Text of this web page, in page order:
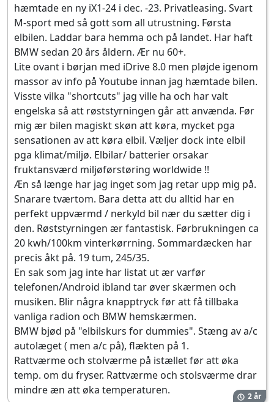
hæmtade en ny iX1-24 i dec. -23. Privatleasing. Svart
M-sport med så gott som all utrustning. Førsta
elbilen. Laddar bara hemma och på landet. Har haft
BMW sedan 20 års åldern. Ær nu 60+.
Lite ovant i børjan med iDrive 8.0 men pløjde igenom
massor av info på Youtube innan jag hæmtade bilen.
Visste vilka "shortcuts" jag ville ha och har valt
engelska så att røststyrningen går att anvænda. Før
mig ær bilen magiskt skøn att køra, mycket pga
sensationen av att køra elbil. Væljer dock inte elbil
pga klimat/miljø. Elbilar/ batterier orsakar
fruktansværd miljøførstøring worldwide !!
Æn så længe har jag inget som jag retar upp mig på.
Snarare tværtom. Bara detta att du alltid har en
perfekt uppværmd / nerkyld bil nær du sætter dig i
den. Røststyrningen ær fantastisk. Førbrukningen ca
20 kwh/100km vinterkørrning. Sommardæcken har
precis åkt på. 19 tum, 245/35.
En sak som jag inte har listat ut ær varfør
telefonen/Android ibland tar øver skærmen och
musiken. Blir några knapptryck før att få tillbaka
vanliga radion och BMW hemskærmen.
BMW bjød på "elbilskurs for dummies". Stæng av a/c
autolæget ( men a/c på), flækten på 1.
Rattværme och stolværme på istællet før att øka
temp. om du fryser. Rattværme och stolsværme drar
mindre æn att øka temperaturen.
2 år